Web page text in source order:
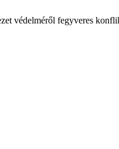
védelméről fegyveres